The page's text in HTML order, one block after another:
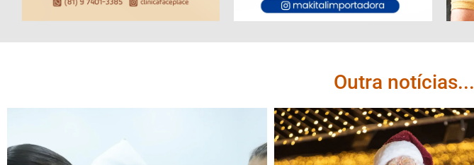
Outra notícias...